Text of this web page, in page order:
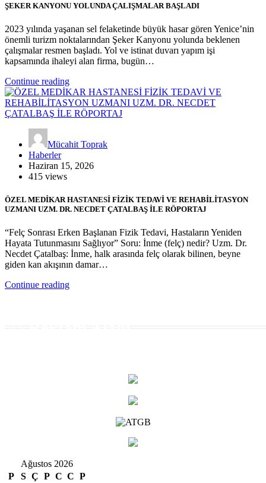
ŞEKER KANYONU YOLUNDA ÇALIŞMALAR BAŞLADI
2023 yılında yaşanan sel felaketinde büyük hasar gören Yenice’nin
önemli turizm noktalarından Şeker Kanyonu yolunda beklenen
çalışmalar resmen başladı. Yol ve istinat duvarı yapım işi
kapsamında ihaleyi alan firma, bugün…
Continue reading
Mücahit Toprak
Haberler
Haziran 15, 2026
415 views
ÖZEL MEDİKAR HASTANESİ FİZİK TEDAVİ VE REHABİLİTASYON
UZMANI UZM. DR. NECDET ÇATALBAŞ İLE RÖPORTAJ
“Felç Sonrası Erken Başlanan Fizik Tedavi, Hastaların Yeniden
Hayata Tutunmasını Sağlıyor” Soru: İnme (felç) nedir? Uzm. Dr.
Necdet Çatalbaş: İnme, halk arasında felç olarak bilinen, beyne
giden kan akışının damar…
Continue reading
Ağustos 2026
P
S Ç P C C P